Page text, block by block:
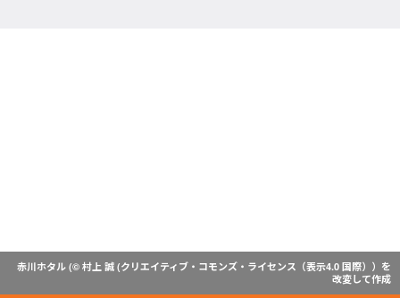
赤川ホタル (© 村上 誠 (クリエイティブ・コモンズ・ライセンス（表示4.0 国際） ）を
改変して作成